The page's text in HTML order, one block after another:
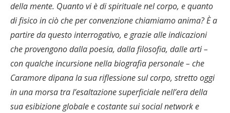
della mente. Quanto vi è di spirituale nel corpo, e quanto
di fisico in ciò che per convenzione chiamiamo anima? È a
partire da questo interrogativo, e grazie alle indicazioni
che provengono dalla poesia, dalla filosofia, dalle arti –
con qualche incursione nella biografia personale – che
Caramore dipana la sua riflessione sul corpo, stretto oggi
in una morsa tra l’esaltazione superficiale nell’era della
sua esibizione globale e costante sui social network e